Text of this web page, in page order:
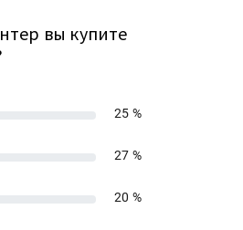
вы купите
25 %
27 %
20 %